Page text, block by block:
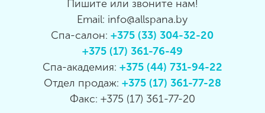
Пишите или звоните нам!
Email: info@allspana.by
Спа-салон:+375 (33) 304-32-20
+375 (17) 361-76-49
Спа-академия: +375 (44) 731-94-22
Отдел продаж: +375 (17) 361-77-28
Факс: +375 (17) 361-77-20